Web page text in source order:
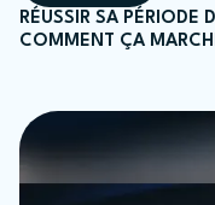
RÉUSSIR SA PÉRIODE
COMMENT ÇA